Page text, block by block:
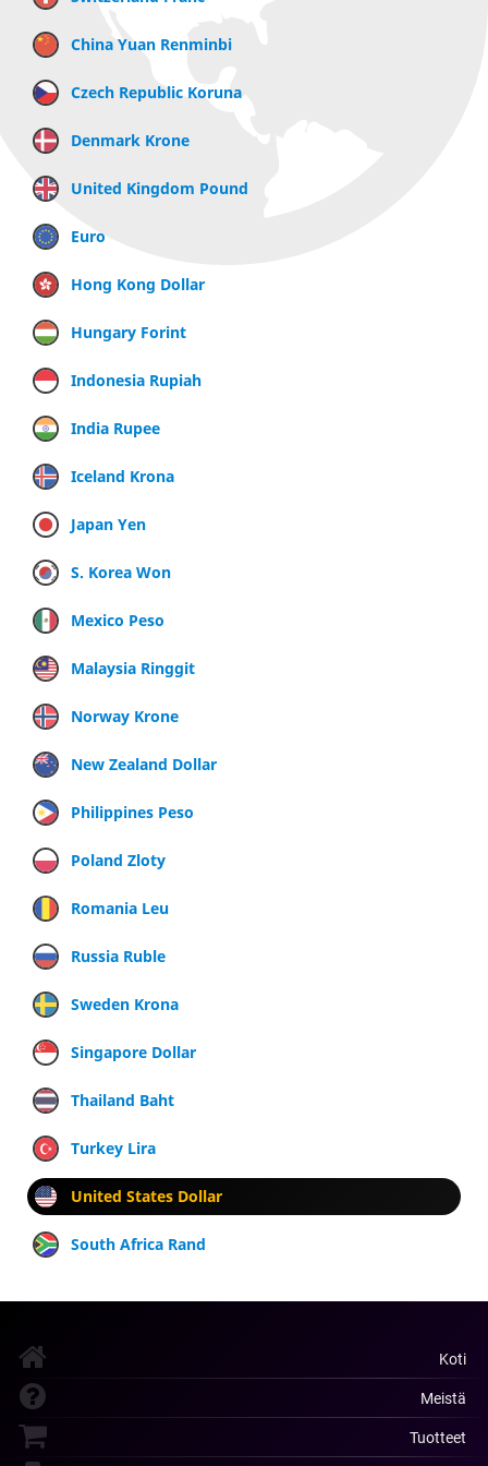
China Yuan Renminbi
Czech Republic Koruna
Denmark Krone
United Kingdom Pound
Euro
Hong Kong Dollar
Hungary Forint
Indonesia Rupiah
India Rupee
Iceland Krona
Japan Yen
S. Korea Won
Mexico Peso
Malaysia Ringgit
Norway Krone
New Zealand Dollar
Philippines Peso
Poland Zloty
Romania Leu
Russia Ruble
Sweden Krona
Singapore Dollar
Thailand Baht
Turkey Lira
United States Dollar
South Africa Rand
Koti
Meistä
Tuotteet